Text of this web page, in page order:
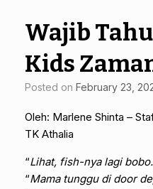
Wajib
Kids
Posted on February 23,
Oleh: Marlene Shinta –
TK Athalia
“Lihat, fish-nya lagi bobo.
“Mama tunggu di door